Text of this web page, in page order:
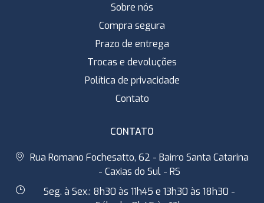
Sobre nós
Compra segura
Prazo de entrega
Trocas e devoluções
Política de privacidade
Contato
CONTATO
Rua Romano Fochesatto, 62 - Bairro Santa Catarina
- Caxias do Sul - RS
Seg. à Sex.: 8h30 às 11h45 e 13h30 às 18h30 -